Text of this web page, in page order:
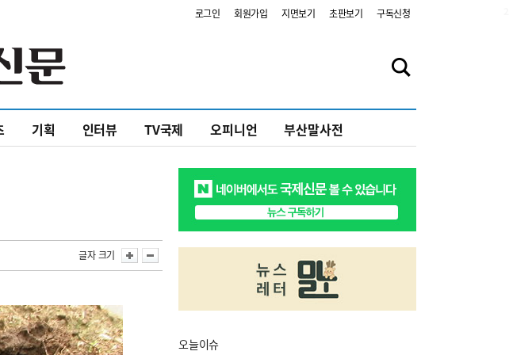
로그인 회원가입 지면보기 초판보기 구독신청
기획 인터뷰 TV국제 오피니언 부산말사전
글자 크기
오늘이슈